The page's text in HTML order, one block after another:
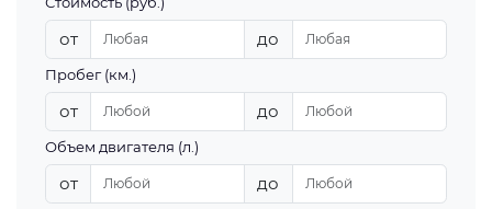
от до
Пробег (км.)
от до
Объем двигателя (л.)
от до